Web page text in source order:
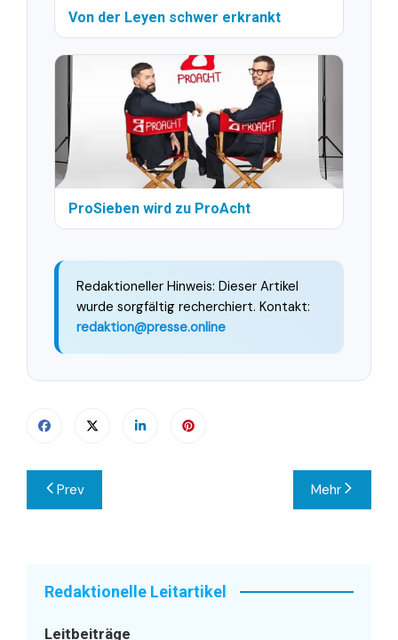
Von der Leyen schwer erkrankt
ProSieben wird zu ProAcht
Redaktioneller Hinweis: Dieser Artikel
wurde sorgfältig recherchiert. Kontakt:
redaktion@presse.online
Beitragsnavigation
Prev Mehr
Redaktionelle Leitartikel
Leitbeiträge